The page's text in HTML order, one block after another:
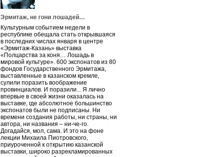
Эрмитаж, не гони лошадей…
Культурным событием недели в
республике обещала стать открывшаяся
в последних числах января в центре
«Эрмитаж-Казань» выставка
«Полцарства за коня… Лошадь в
мировой культуре». 600 экспонатов из 80
фондов Государственного Эрмитажа,
выставленные в казанском кремле,
сулили поразить воображение
провинциалов. И поразили... Я лично
впервые в своей жизни оказалась на
выставке, где абсолютное большинство
экспонатов были не подписаны. Ни
времени создания работы, ни страны, ни
автора, ни названия – ни-че-го.
Догадайся, мол, сама. И это на фоне
лекции Михаила Пиотровского,
приуроченной к открытию казанской
выставки, широко разрекламированных